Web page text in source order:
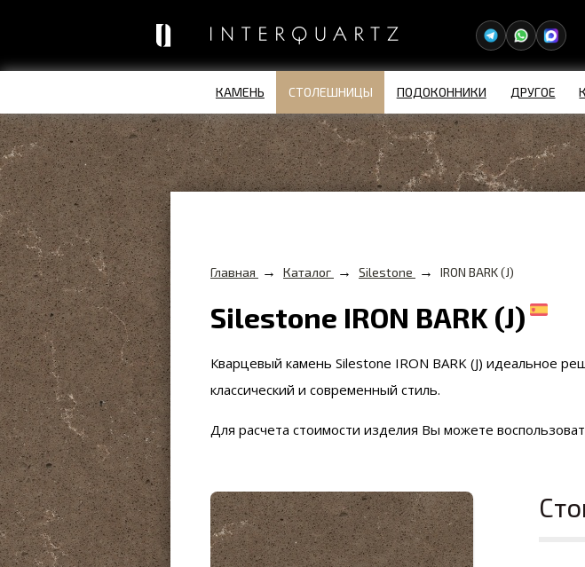
КАМЕНЬ СТОЛЕШНИЦЫ ПОДОКОННИКИ ДРУГОЕ
Главная → Каталог → Silestone → IRON BARK (J)
Silestone IRON BARK (J)
Кварцевый камень Silestone IRON BARK (J) идеальное
классический и современный стиль.
Для расчета стоимости изделия Вы можете